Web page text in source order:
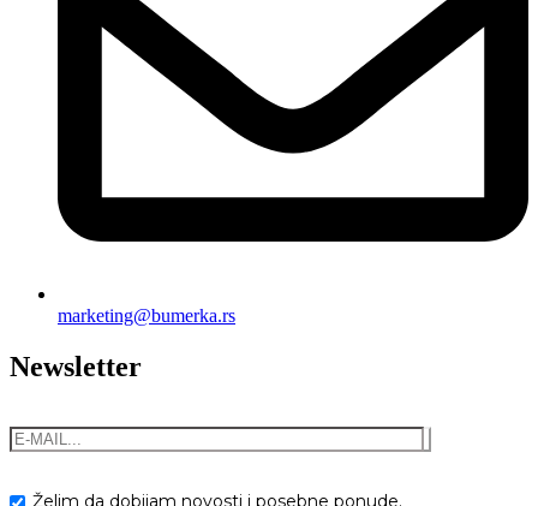
marketing@bumerka.rs
Newsletter
Želim da dobijam novosti i posebne ponude.